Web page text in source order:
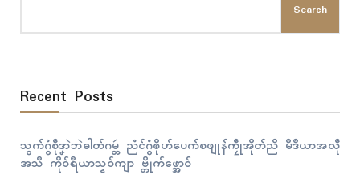
Search
Recent Posts
သွက်ဂွံစဵုဒၞာဲဘဲဓါတ်ဂမ္တဴ ညံၚ်ဂွံၜိုဟ်ပေက်စဖျုန်ကၠဵုအိုတ်ညိ မဳဒဳယာအလဵု
အသဳ ကိုဝ်ရဳယာသၟဝ်ကျာ ဗ္တိုက်ဖ္အောဝ်